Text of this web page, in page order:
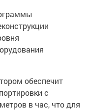
обеспечит
с
в час, что для